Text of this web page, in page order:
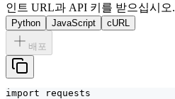
인트 URL과 API 키를 받으십시오.
Python JavaScript cURL
배포
import requests